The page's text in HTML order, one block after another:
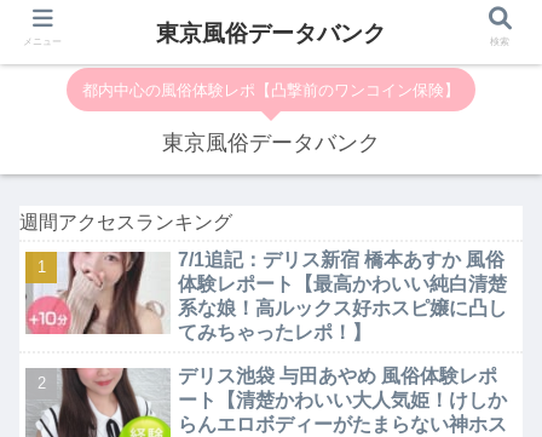
都内中心の風俗体験レポ【凸撃前のワンコイン保険】
東京風俗データバンク
週間アクセスランキング
7/1追記：デリス新宿 橋本あすか 風俗
体験レポート【最高かわいい純白清楚
系な娘！高ルックス好ホスピ嬢に凸し
てみちゃったレポ！】
デリス池袋 与田あやめ 風俗体験レポ
ート【清楚かわいい大人気姫！けしか
らんエロボディーがたまらない神ホス
メニュー 東京風俗データバンク 検索